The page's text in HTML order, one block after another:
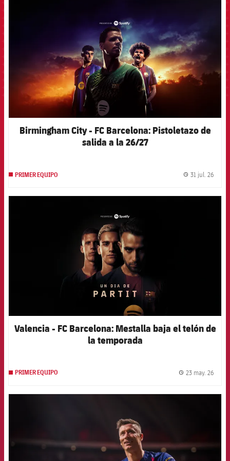
Birmingham City - FC Barcelona: Pistoletazo de
salida a la 26/27
PRIMER EQUIPO 31 jul. 26
Valencia - FC Barcelona: Mestalla baja el telón de
la temporada
PRIMER EQUIPO 23 may. 26